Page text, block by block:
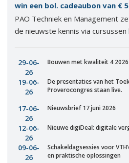
BWT
Vacatures
Vereniging
Contact
win een bol. cadeaubon van €
PAO Techniek en Management
de nieuwste kennis via
29-06-
26
Bouwen met kwaliteit 4 2026
19-06-
26
De presentaties van het
Proverocongres staan live.
17-06-
26
Nieuwsbrief 17 juni 2026
12-06-
26
Nieuwe digiDeal: digitale
09-06-
26
Schakeldagsessies voor
en praktische oplossingen